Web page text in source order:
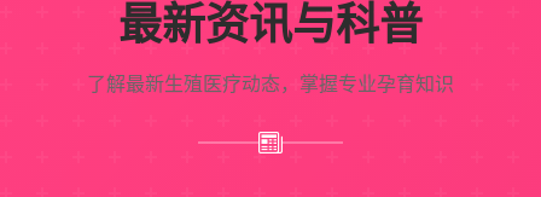
最新资讯与科普
了解最新生殖医疗动态，掌握专业孕育知识